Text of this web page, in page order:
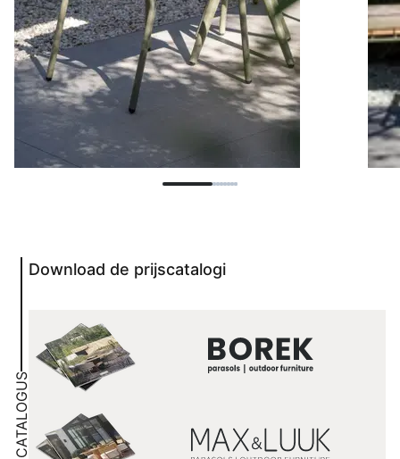
CATALOGUS
Download de prijscatalogi